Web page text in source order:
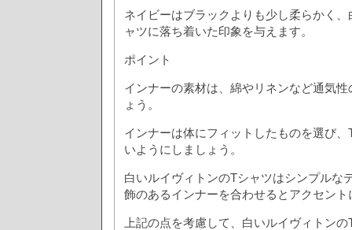
ネイビーはブラックよりも少し柔らかく
ャツに落ち着いた印象を与えます。
ポイント
インナーの素材は、綿やリネンなど通気
ょう。
インナーは体にフィットしたものを選び
いようにしましょう。
白いルイヴィトンのTシャツはシンプルな
飾のあるインナーを合わせるとアクセント
上記の点を考慮して、白いルイヴィトン